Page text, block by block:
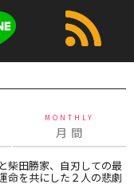
MONTHLY
月 間
柴田勝家、自刃しての最
命を共にした２人の悲劇